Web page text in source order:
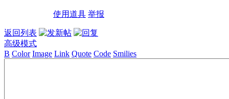
使用道具 举报
返回列表
高级模式
B Color Image Link Quote Code Smilies